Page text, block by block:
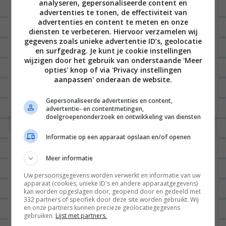
VORIGE POST
VOLGENDE POST
3 reacties op “ Hipstertournee: The
Tea Lab in Rotterdam
YME 20/02/2017 op 21:30
Omdat je het zo benadrukt wil ik
toch even zeggen dat cacti niet het
analyseren, gepersonaliseerde content en
advertenties te tonen, de effectiviteit van
advertenties en content te meten en onze
diensten te verbeteren. Hiervoor verzamelen wij
gegevens zoals unieke advertentie ID’s, geolocatie
en surfgedrag. Je kunt je cookie instellingen
wijzigen door het gebruik van onderstaande 'Meer
opties' knop of via 'Privacy instellingen
aanpassen' onderaan de website.
Gepersonaliseerde advertenties en content,
advertentie- en contentmetingen,
doelgroepenonderzoek en ontwikkeling van diensten
Informatie op een apparaat opslaan en/of openen
Meer informatie
Uw persoonsgegevens worden verwerkt en informatie van uw
apparaat (cookies, unieke ID's en andere apparaatgegevens)
kan worden opgeslagen door, geopend door en gedeeld met
332 partners of specifiek door deze site worden gebruikt. Wij
en onze partners kunnen precieze geolocatiegegevens
gebruiken. Lijst met partners.